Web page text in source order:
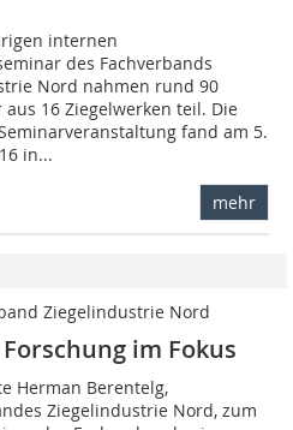
internen
des Fachverbands
Nord nahmen rund 90
aus 16 Ziegelwerken teil. Die
fand am 5.
in...
mehr
Ziegelindustrie Nord
im Fokus
Herman Berentelg,
Ziegelindustrie Nord, zum